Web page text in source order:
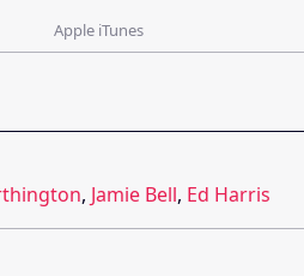
Apple iTunes
, Jamie Bell, Ed Harris